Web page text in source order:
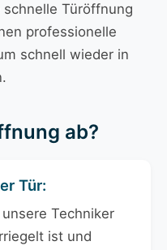
Türöffnung
professionelle
schnell wieder in
ab?
Tür:
Techniker
ist und